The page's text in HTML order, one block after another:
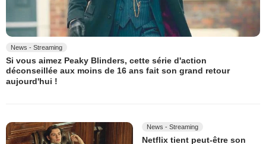
News - Streaming
Si vous aimez Peaky Blinders, cette série d'action
déconseillée aux moins de 16 ans fait son grand retour
aujourd'hui !
News - Streaming
Netflix tient peut-être son